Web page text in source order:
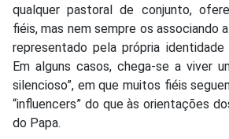
qualquer pastoral de conjunto,
fiéis, mas nem sempre os associando
representado pela própria identidade
Em alguns casos, chega-se a viver
silencioso”, em que muitos fiéis
“influencers” do que às orientações
do Papa.